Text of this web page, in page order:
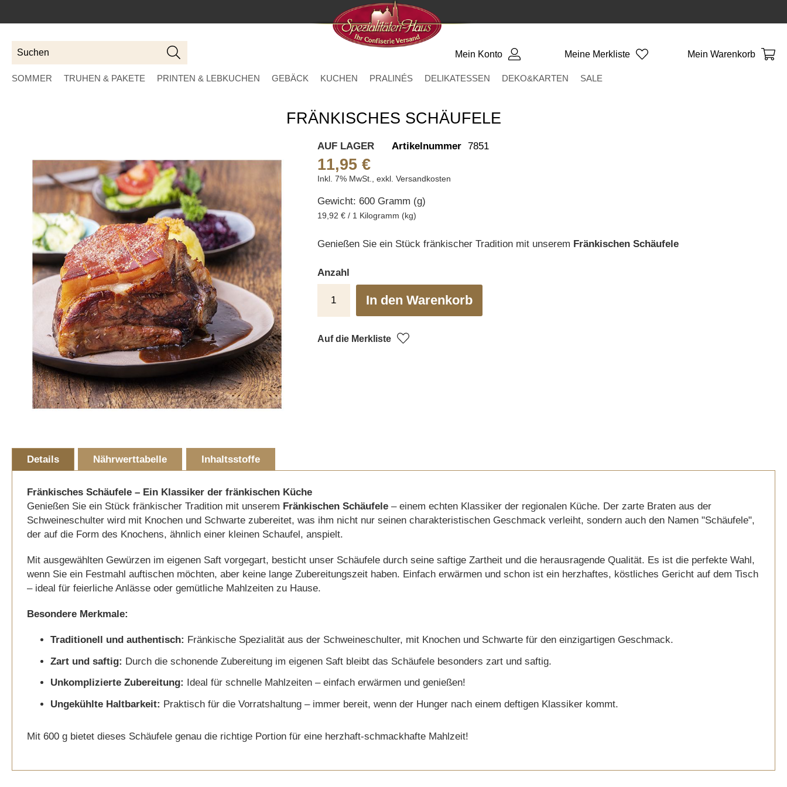
Suchen Mein Konto Meine Merkliste Mein Warenkorb
SOMMER TRUHEN & PAKETE PRINTEN & LEBKUCHEN GEBÄCK KUCHEN PRALINÉS DELIKATESSEN DEKO&KARTEN SALE
FRÄNKISCHES SCHÄUFELE
gallery
to
images
gallery
AUF LAGER Artikelnummer 7851
11,95 €
Inkl. 7% MwSt., exkl. Versandkosten
Gewicht: 600 Gramm (g)
19,92 € / 1 Kilogramm (kg)
Genießen Sie ein Stück fränkischer Tradition mit unserem Fränkischen Schäufele
Anzahl
In den Warenkorb
Auf die Merkliste
Details
Fränkisches Schäufele – Ein Klassiker der fränkischen Küche
Genießen Sie ein Stück fränkischer Tradition mit unserem Fränkischen Schäufele – einem echten Klassiker der regionalen Küche. Der zarte Braten aus der
Schweineschulter wird mit Knochen und Schwarte zubereitet, was ihm nicht nur seinen charakteristischen Geschmack verleiht, sondern auch den Namen "Schäufele",
der auf die Form des Knochens, ähnlich einer kleinen Schaufel, anspielt.
Mit ausgewählten Gewürzen im eigenen Saft vorgegart, besticht unser Schäufele durch seine saftige Zartheit und die herausragende Qualität. Es ist die perfekte Wahl,
wenn Sie ein Festmahl auftischen möchten, aber keine lange Zubereitungszeit haben. Einfach erwärmen und schon ist ein herzhaftes, köstliches Gericht auf dem Tisch
– ideal für feierliche Anlässe oder gemütliche Mahlzeiten zu Hause.
Besondere Merkmale:
Traditionell und authentisch: Fränkische Spezialität aus der Schweineschulter, mit Knochen und Schwarte für den einzigartigen Geschmack.
Zart und saftig: Durch die schonende Zubereitung im eigenen Saft bleibt das Schäufele besonders zart und saftig.
Unkomplizierte Zubereitung: Ideal für schnelle Mahlzeiten – einfach erwärmen und genießen!
Ungekühlte Haltbarkeit: Praktisch für die Vorratshaltung – immer bereit, wenn der Hunger nach einem deftigen Klassiker kommt.
Mit 600 g bietet dieses Schäufele genau die richtige Portion für eine herzhaft-schmackhafte Mahlzeit!
Nährwerttabelle Inhaltsstoffe